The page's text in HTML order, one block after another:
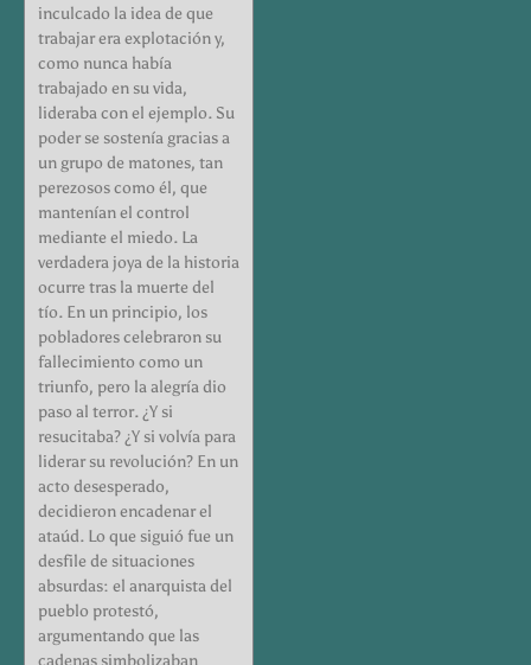
inculcado la idea de que
trabajar era explotación y,
como nunca había
trabajado en su vida,
lideraba con el ejemplo. Su
poder se sostenía gracias a
un grupo de matones, tan
perezosos como él, que
mantenían el control
mediante el miedo. La
verdadera joya de la historia
ocurre tras la muerte del
tío. En un principio, los
pobladores celebraron su
fallecimiento como un
triunfo, pero la alegría dio
paso al terror. ¿Y si
resucitaba? ¿Y si volvía para
liderar su revolución? En un
acto desesperado,
decidieron encadenar el
ataúd. Lo que siguió fue un
desfile de situaciones
absurdas: el anarquista del
pueblo protestó,
argumentando que las
cadenas simbolizaban